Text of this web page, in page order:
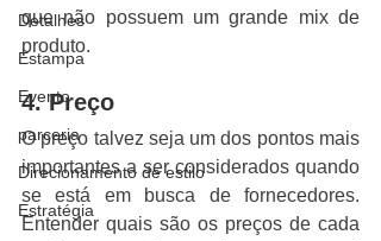
Detalhes
Estampa
Evento
parceria
Direcionamento de estilo
Estratégia
que não possuem um grande mix de
produto.
4. Preço
O preço talvez seja um dos pontos mais
importantes a ser considerados quando
se está em busca de fornecedores.
Entender quais são os preços de cada